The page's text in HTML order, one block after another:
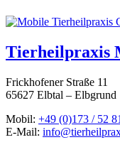
Tierheilpraxis
Frickhofener Straße 11
65627 Elbtal – Elbgrund
Mobil: +49 (0)173 / 52
E-Mail: